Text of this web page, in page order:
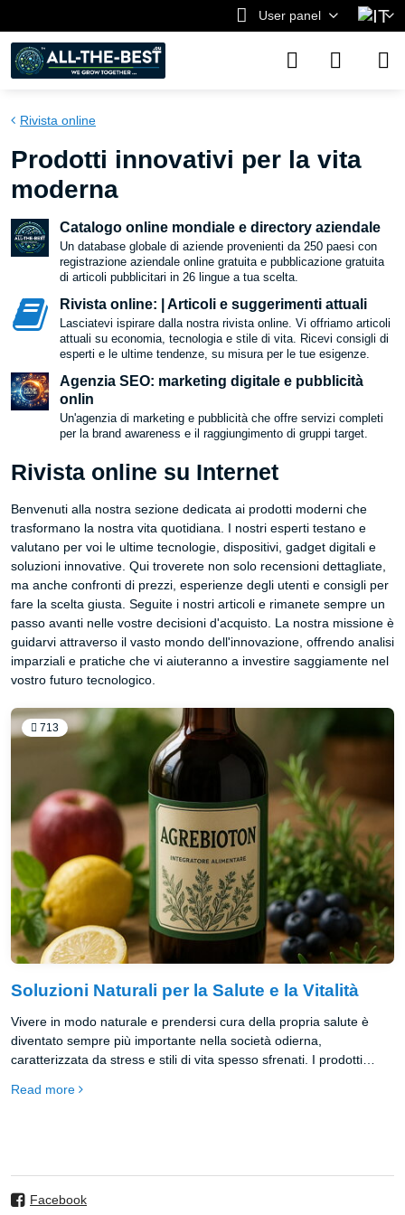
User panel
Rivista online
Prodotti innovativi per la vita
moderna
Catalogo online mondiale e directory aziendale
Un database globale di aziende provenienti da 250 paesi con
registrazione aziendale online gratuita e pubblicazione gratuita
di articoli pubblicitari in 26 lingue a tua scelta.
Rivista online: | Articoli e suggerimenti attuali
Lasciatevi ispirare dalla nostra rivista online. Vi offriamo articoli
attuali su economia, tecnologia e stile di vita. Ricevi consigli di
esperti e le ultime tendenze, su misura per le tue esigenze.
Agenzia SEO: marketing digitale e pubblicità
onlin
Un'agenzia di marketing e pubblicità che offre servizi completi
per la brand awareness e il raggiungimento di gruppi target.
Rivista online su Internet
Benvenuti alla nostra sezione dedicata ai prodotti moderni che
trasformano la nostra vita quotidiana. I nostri esperti testano e
valutano per voi le ultime tecnologie, dispositivi, gadget digitali e
soluzioni innovative. Qui troverete non solo recensioni dettagliate,
ma anche confronti di prezzi, esperienze degli utenti e consigli per
fare la scelta giusta. Seguite i nostri articoli e rimanete sempre un
passo avanti nelle vostre decisioni d'acquisto. La nostra missione è
guidarvi attraverso il vasto mondo dell'innovazione, offrendo analisi
imparziali e pratiche che vi aiuteranno a investire saggiamente nel
vostro futuro tecnologico.
713
Soluzioni Naturali per la Salute e la Vitalità
Vivere in modo naturale e prendersi cura della propria salute è
diventato sempre più importante nella società odierna,
caratterizzata da stress e stili di vita spesso sfrenati. I prodotti
sostenibilità, offrendo un supporto senza pari per il benessere
Read more
Facebook